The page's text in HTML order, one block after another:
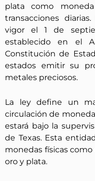
plata como
transacciones
vigor el 1 de
establecido en el
Constitución de
estados emitir su
metales preciosos.
La ley define un
circulación de
estará bajo la
de Texas. Esta
monedas físicas
oro y plata.